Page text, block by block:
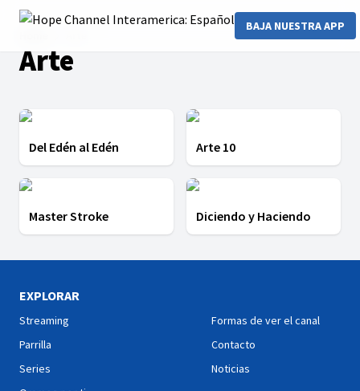
BAJA NUESTRA APP
Arte
Del Edén al Edén Arte 10
Master Stroke Diciendo y Haciendo
EXPLORAR
Streaming
Parrilla
Series
Formas de ver el canal
Contacto
Noticias